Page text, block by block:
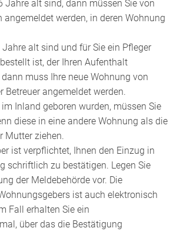
Jahre alt sind, dann müssen Sie von
angemeldet werden, in deren Wohnung
Jahre alt sind und für Sie ein Pfleger
ist, der Ihren Aufenthalt
muss Ihre neue Wohnung von
Betreuer angemeldet werden.
im Inland geboren wurden, müssen Sie
diese in eine andere Wohnung als die
Mutter ziehen.
ist verpflichtet, Ihnen den Einzug in
schriftlich zu bestätigen. Legen Sie
der Meldebehörde vor. Die
ist auch elektronisch
Fall erhalten Sie ein
über das die Bestätigung